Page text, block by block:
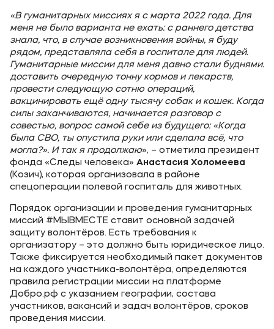
«В гуманитарных миссиях я с марта 2022 года. Для
меня не было варианта не ехать: с раннего детства
знала, что, в случае возникновения войны, я буду
рядом, представляла себя в госпитале для людей.
Гуманитарные миссии для меня давно стали буднями:
доставить очередную тонну кормов и лекарств,
провести следующую сотню операций,
вакцинировать ещё одну тысячу собак и кошек. Когда
силы заканчиваются, начинается разговор с
совестью, вопрос самой себе из будущего: «Когда
была СВО, ты опустила руки или сделала всё, что
могла?». И так я продолжаю», – отметила президент
фонда «Следы человека» Анастасия Холомеева
(Козич), которая организовала в районе
спецоперации полевой госпиталь для животных.
Порядок организации и проведения гуманитарных
миссий #МЫВМЕСТЕ ставит основной задачей
защиту волонтёров. Есть требования к
организатору – это должно быть юридическое лицо.
Также фиксируется необходимый пакет документов
на каждого участника-волонтёра, определяются
правила регистрации миссии на платформе
Добро.рф с указанием географии, состава
участников, вакансий и задач волонтёров, сроков
проведения миссии.